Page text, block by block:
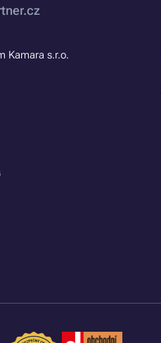
Kamara s.r.o.